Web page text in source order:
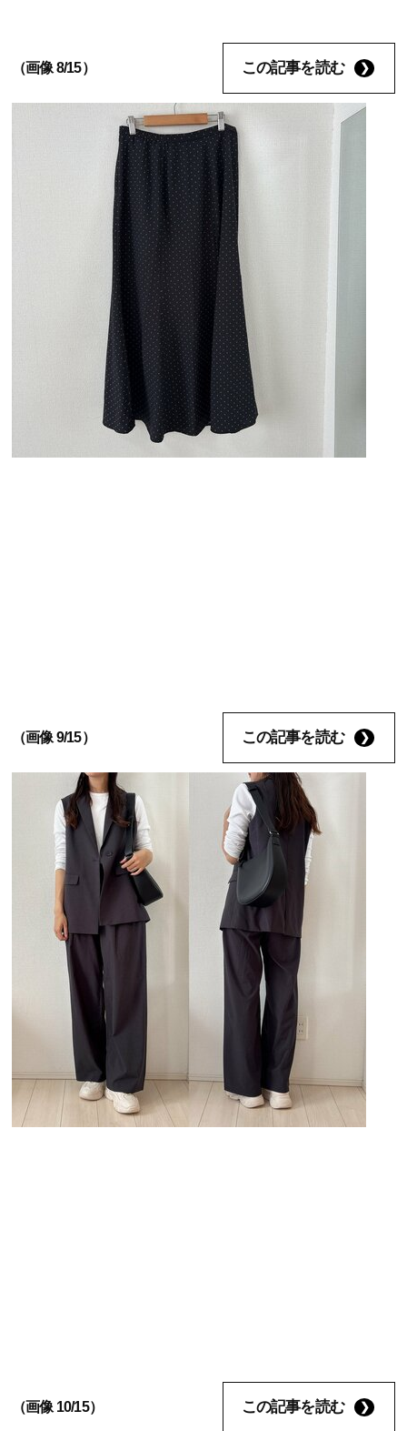
（画像 8/15） この記事を読む
（画像 9/15） この記事を読む
（画像 10/15） この記事を読む